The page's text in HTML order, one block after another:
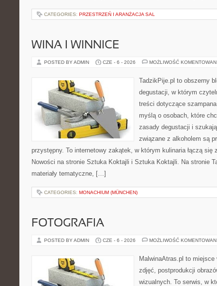
CATEGORIES: PRZESTRZEŃ I ARANŻACJA SAL
WINA I WINNICE
POSTED BY ADMIN CZE - 6 - 2026 MOŻLIWOŚĆ
TadzikPije.pl to obszerny
degustacji, w którym
treści dotyczące
myślą o osobach, które
zasady degustacji i
związane z alkoholem są
przystępny. To internetowy zakątek, w którym kulinaria łączą się
Nowości na stronie Sztuka Koktajli i Sztuka Koktajli. Na stronie
materiały tematyczne, […]
CATEGORIES: MONACHIUM (MÜNCHEN)
FOTOGRAFIA
POSTED BY ADMIN CZE - 6 - 2026 MOŻLIWOŚĆ
MalwinaAtras.pl to
zdjęć, postprodukcji
wizualnych. To serwis, w